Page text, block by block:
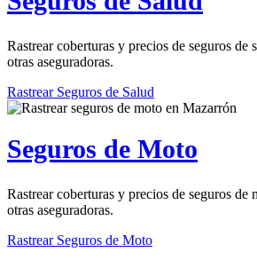
Rastrear coberturas y precios de seguros de
otras aseguradoras.
Rastrear Seguros de Salud
Seguros de Moto
Rastrear coberturas y precios de seguros de
otras aseguradoras.
Rastrear Seguros de Moto